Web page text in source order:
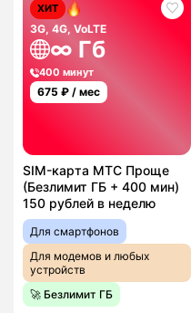
ХИТ
3G, 4G, VoLTE
∞ Гб
400 минут
675 ₽ / мес
SIM-карта МТС Проще
(Безлимит ГБ + 400 мин)
150 рублей в неделю
Для смартфонов
Для модемов и любых
устройств
🚀 Безлимит ГБ